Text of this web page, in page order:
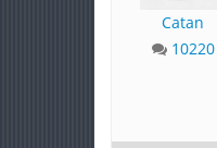
Catan
10220